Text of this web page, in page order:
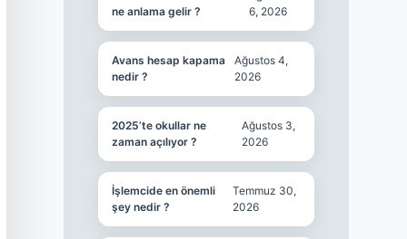
ne anlama gelir ?
6, 2026
Avans hesap kapama
nedir ?
Ağustos 4,
2026
2025’te okullar ne
zaman açılıyor ?
Ağustos 3,
2026
İşlemcide en önemli
şey nedir ?
Temmuz 30,
2026